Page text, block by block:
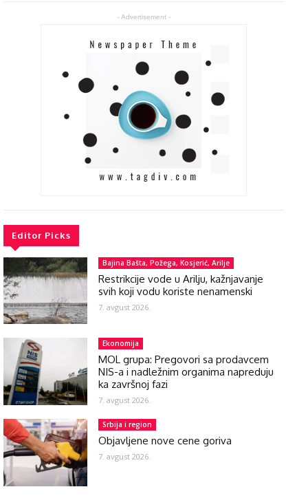
- Advertisement -
Editor Picks
Bajina Bašta, Požega, Kosjerić, Arilje
Restrikcije vode u Arilju, kažnjavanje
svih koji vodu koriste nenamenski
7. avgust 2026.
Ekonomija
MOL grupa: Pregovori sa prodavcem
NIS-a i nadležnim organima napreduju
ka završnoj fazi
7. avgust 2026.
Srbija i region
Objavljene nove cene goriva
7. avgust 2026.